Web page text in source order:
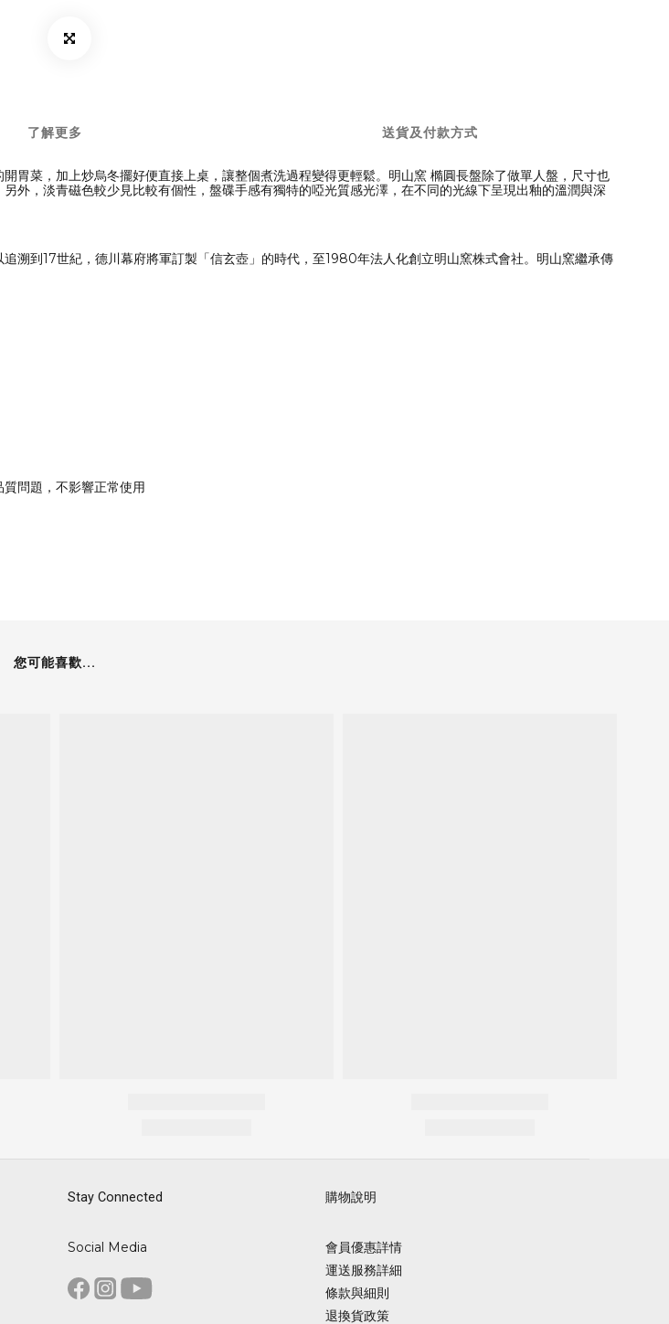
了解更多 送貨及付款方式
胃菜，加上炒烏冬擺好便直接上桌，讓整個煮洗過程變得更輕鬆。明山窯 橢圓長盤除了做單人盤，尺寸也
外，淡青磁色較少見比較有個性，盤碟手感有獨特的啞光質感光澤，在不同的光線下呈現出釉的溫潤與深
溯到17世紀，德川幕府將軍訂製「信玄壺」的時代，至1980年法人化創立明山窯株式會社。明山窯繼承傳
問題，不影響正常使用
您可能喜歡...
Stay Connected
Social Media
購物說明
會員優惠詳情
運送服務詳細
條款與細則
退換貨政策